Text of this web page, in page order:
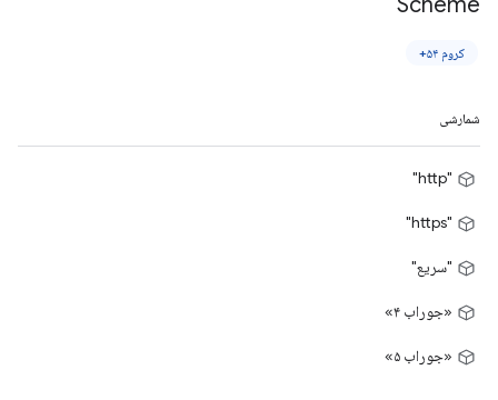
کروم ۵۴+
شمارشی
"http"
"https"
"سریع"
«جوراب ۴»
«جوراب ۵»